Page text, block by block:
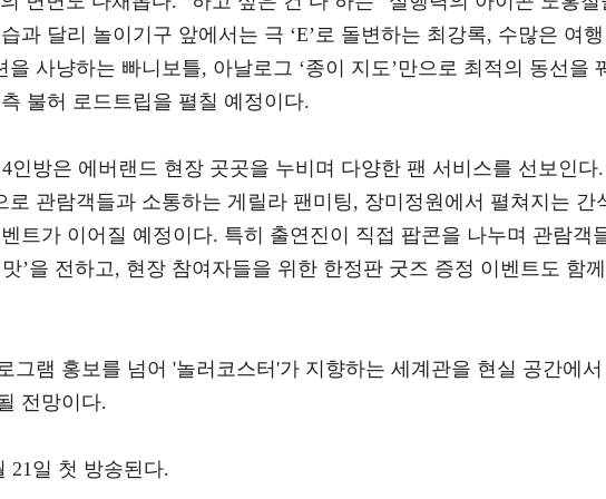
과 달리 놀이기구 앞에서는 극 ‘E’로 돌변하는 최강록, 수많은 여행
사냥하는 빠니보틀, 아날로그 ‘종이 지도’만으로 최적의 동선을 꿰
불허 로드트립을 펼칠 예정이다.
인방은 에버랜드 현장 곳곳을 누비며 다양한 팬 서비스를 선보인다.
로 관람객들과 소통하는 게릴라 팬미팅, 장미정원에서 펼쳐지는 간
트가 이어질 예정이다. 특히 출연진이 직접 팝콘을 나누며 관람객
’을 전하고, 현장 참여자들을 위한 한정판 굿즈 증정 이벤트도 함께
그램 홍보를 넘어 '놀러코스터'가 지향하는 세계관을 현실 공간에서
전망이다.
21일 첫 방송된다.